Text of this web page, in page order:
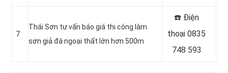
7
Thái Sơn tư vấn báo giá thi công làm
sơn giả đá ngoại thất lớn hơn 500m
☎️ Điện
thoại 0835
748 593